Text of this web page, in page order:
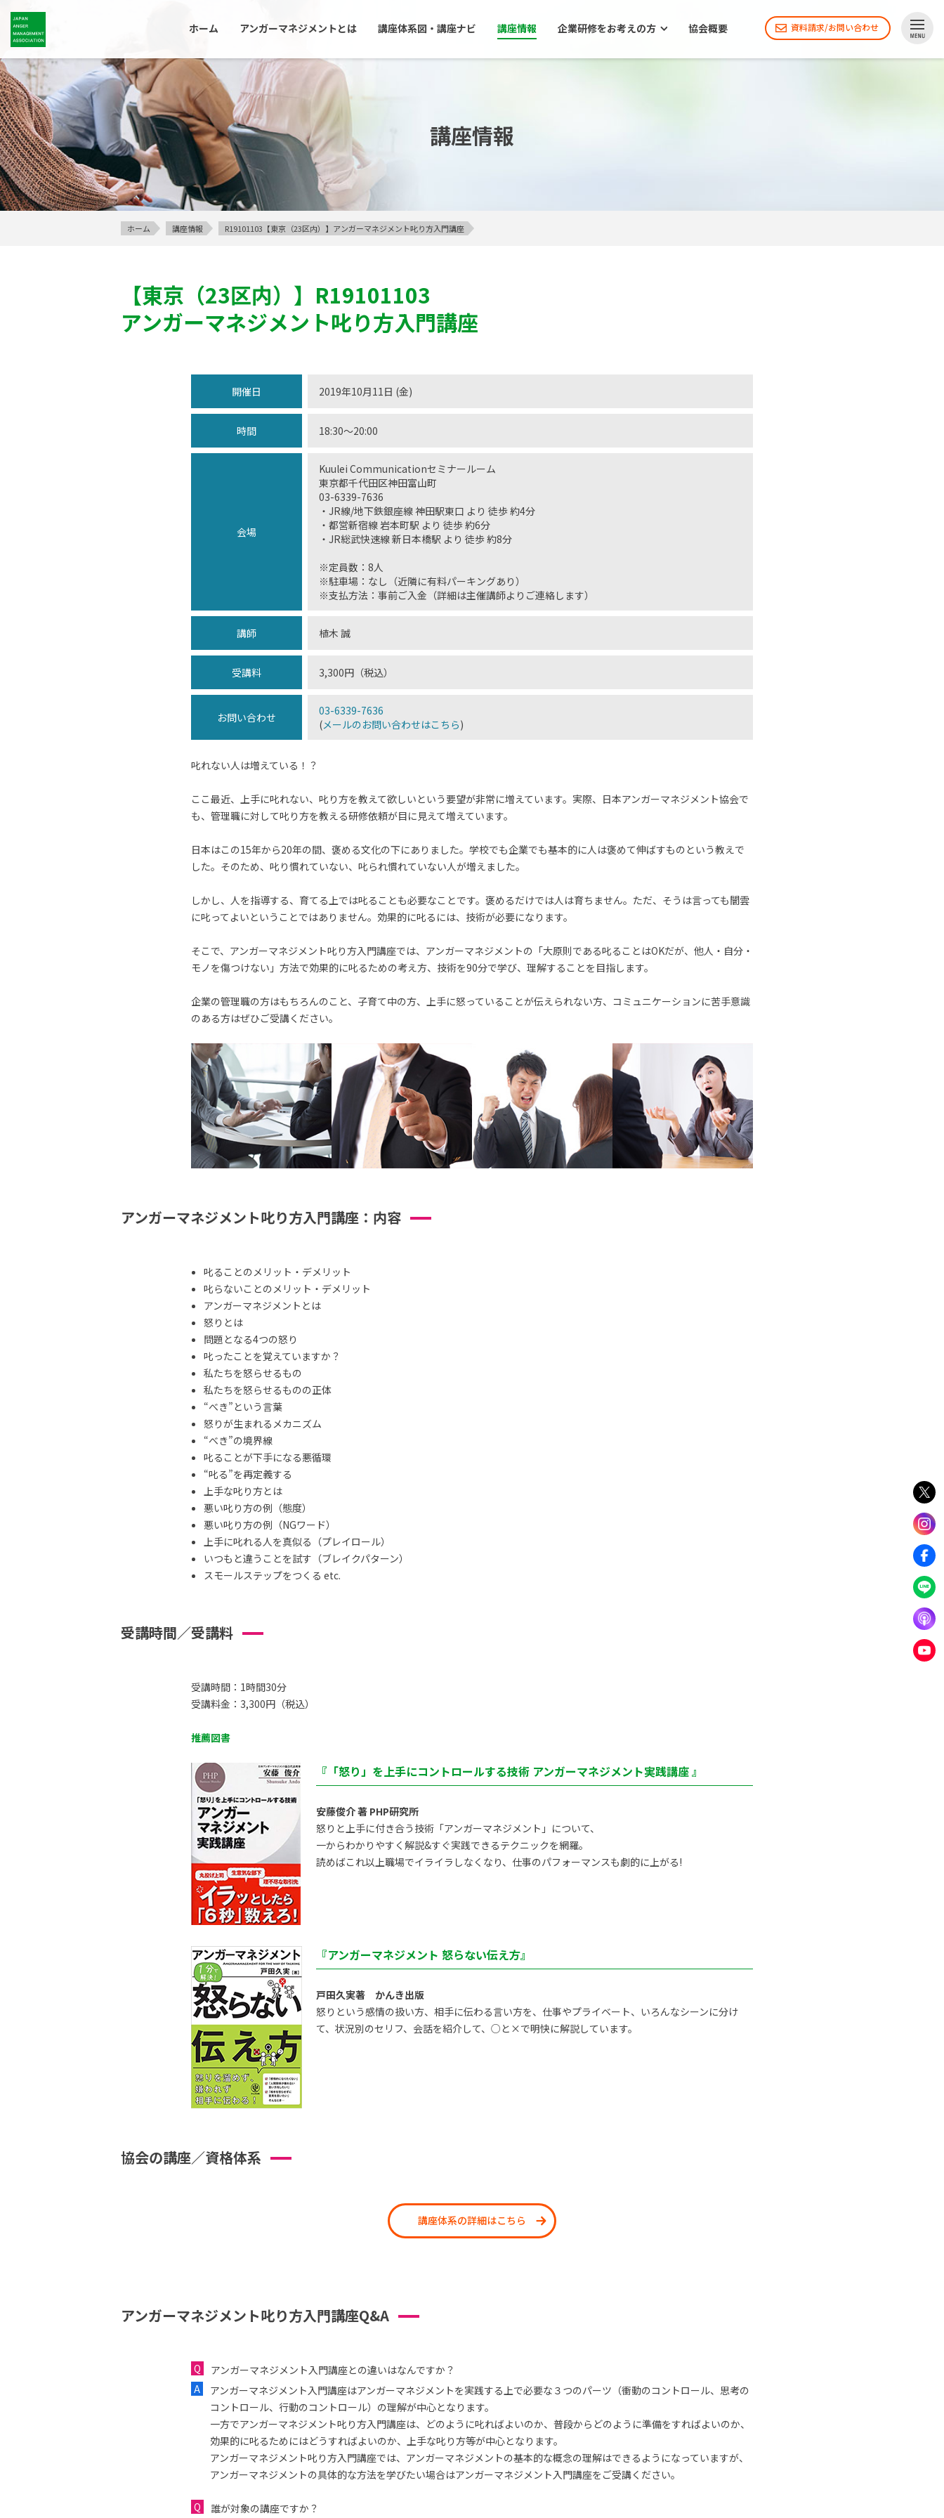
ホーム アンガーマネジメントとは 講座体系図・講座ナビ 講座情報 企業研修をお考えの方 協会概要 資料請求/お問い合わせ
講座情報
ホーム 講座情報 R19101103【東京（23区内）】アンガーマネジメント叱り方入門講座
【東京（23区内）】 R19101103
アンガーマネジメント叱り方入門講座
開催日 2019年10月11日 (金)
時間 18:30〜20:00
会場
Kuulei Communicationセミナールーム
東京都千代田区神田富山町
03-6339-7636
・JR線/地下鉄銀座線 神田駅東口 より 徒歩 約4分
・都営新宿線 岩本町駅 より 徒歩 約6分
・JR総武快速線 新日本橋駅 より 徒歩 約8分
※定員数：8人
※駐車場：なし（近隣に有料パーキングあり）
※支払方法：事前ご入金（詳細は主催講師よりご連絡します）
講師 植木 誠
受講料 3,300円（税込）
お問い合わせ
03-6339-7636
(メールのお問い合わせはこちら)
叱れない人は増えている！？
ここ最近、上手に叱れない、叱り方を教えて欲しいという要望が非常に増えています。実際、日本アンガーマネジメント協会で
も、管理職に対して叱り方を教える研修依頼が目に見えて増えています。
日本はこの15年から20年の間、褒める文化の下にありました。学校でも企業でも基本的に人は褒めて伸ばすものという教えで
した。そのため、叱り慣れていない、叱られ慣れていない人が増えました。
しかし、人を指導する、育てる上では叱ることも必要なことです。褒めるだけでは人は育ちません。ただ、そうは言っても闇雲
に叱ってよいということではありません。効果的に叱るには、技術が必要になります。
そこで、アンガーマネジメント叱り方入門講座では、アンガーマネジメントの「大原則である叱ることはOKだが、他人・自分・
モノを傷つけない」方法で効果的に叱るための考え方、技術を90分で学び、理解することを目指します。
企業の管理職の方はもちろんのこと、子育て中の方、上手に怒っていることが伝えられない方、コミュニケーションに苦手意識
のある方はぜひご受講ください。
アンガーマネジメント叱り方入門講座：内容
叱ることのメリット・デメリット
叱らないことのメリット・デメリット
アンガーマネジメントとは
怒りとは
問題となる4つの怒り
叱ったことを覚えていますか？
私たちを怒らせるもの
私たちを怒らせるものの正体
“べき”という言葉
怒りが生まれるメカニズム
“べき”の境界線
叱ることが下手になる悪循環
“叱る”を再定義する
上手な叱り方とは
悪い叱り方の例（態度）
悪い叱り方の例（NGワード）
上手に叱れる人を真似る（プレイロール）
いつもと違うことを試す（ブレイクパターン）
スモールステップをつくる etc.
受講時間／受講料
受講時間：1時間30分
受講料金：3,300円（税込）
推薦図書
『「怒り」を上手にコントロールする技術 アンガーマネジメント実践講座 』
安藤俊介 著 PHP研究所
怒りと上手に付き合う技術「アンガーマネジメント」について、
一からわかりやすく解説&すぐ実践できるテクニックを網羅。
読めばこれ以上職場でイライラしなくなり、仕事のパフォーマンスも劇的に上がる!
『アンガーマネジメント 怒らない伝え方』
戸田久実著 かんき出版
怒りという感情の扱い方、相手に伝わる言い方を、仕事やプライベート、いろんなシーンに分け
て、状況別のセリフ、会話を紹介して、○と×で明快に解説しています。
協会の講座／資格体系
講座体系の詳細はこちら
アンガーマネジメント叱り方入門講座Q&A
アンガーマネジメント入門講座との違いはなんですか？
アンガーマネジメント入門講座はアンガーマネジメントを実践する上で必要な３つのパーツ（衝動のコントロール、思考の
コントロール、行動のコントロール）の理解が中心となります。
一方でアンガーマネジメント叱り方入門講座は、どのように叱ればよいのか、普段からどのように準備をすればよいのか、
効果的に叱るためにはどうすればよいのか、上手な叱り方等が中心となります。
アンガーマネジメント叱り方入門講座では、アンガーマネジメントの基本的な概念の理解はできるようになっていますが、
アンガーマネジメントの具体的な方法を学びたい場合はアンガーマネジメント入門講座をご受講ください。
誰が対象の講座ですか？